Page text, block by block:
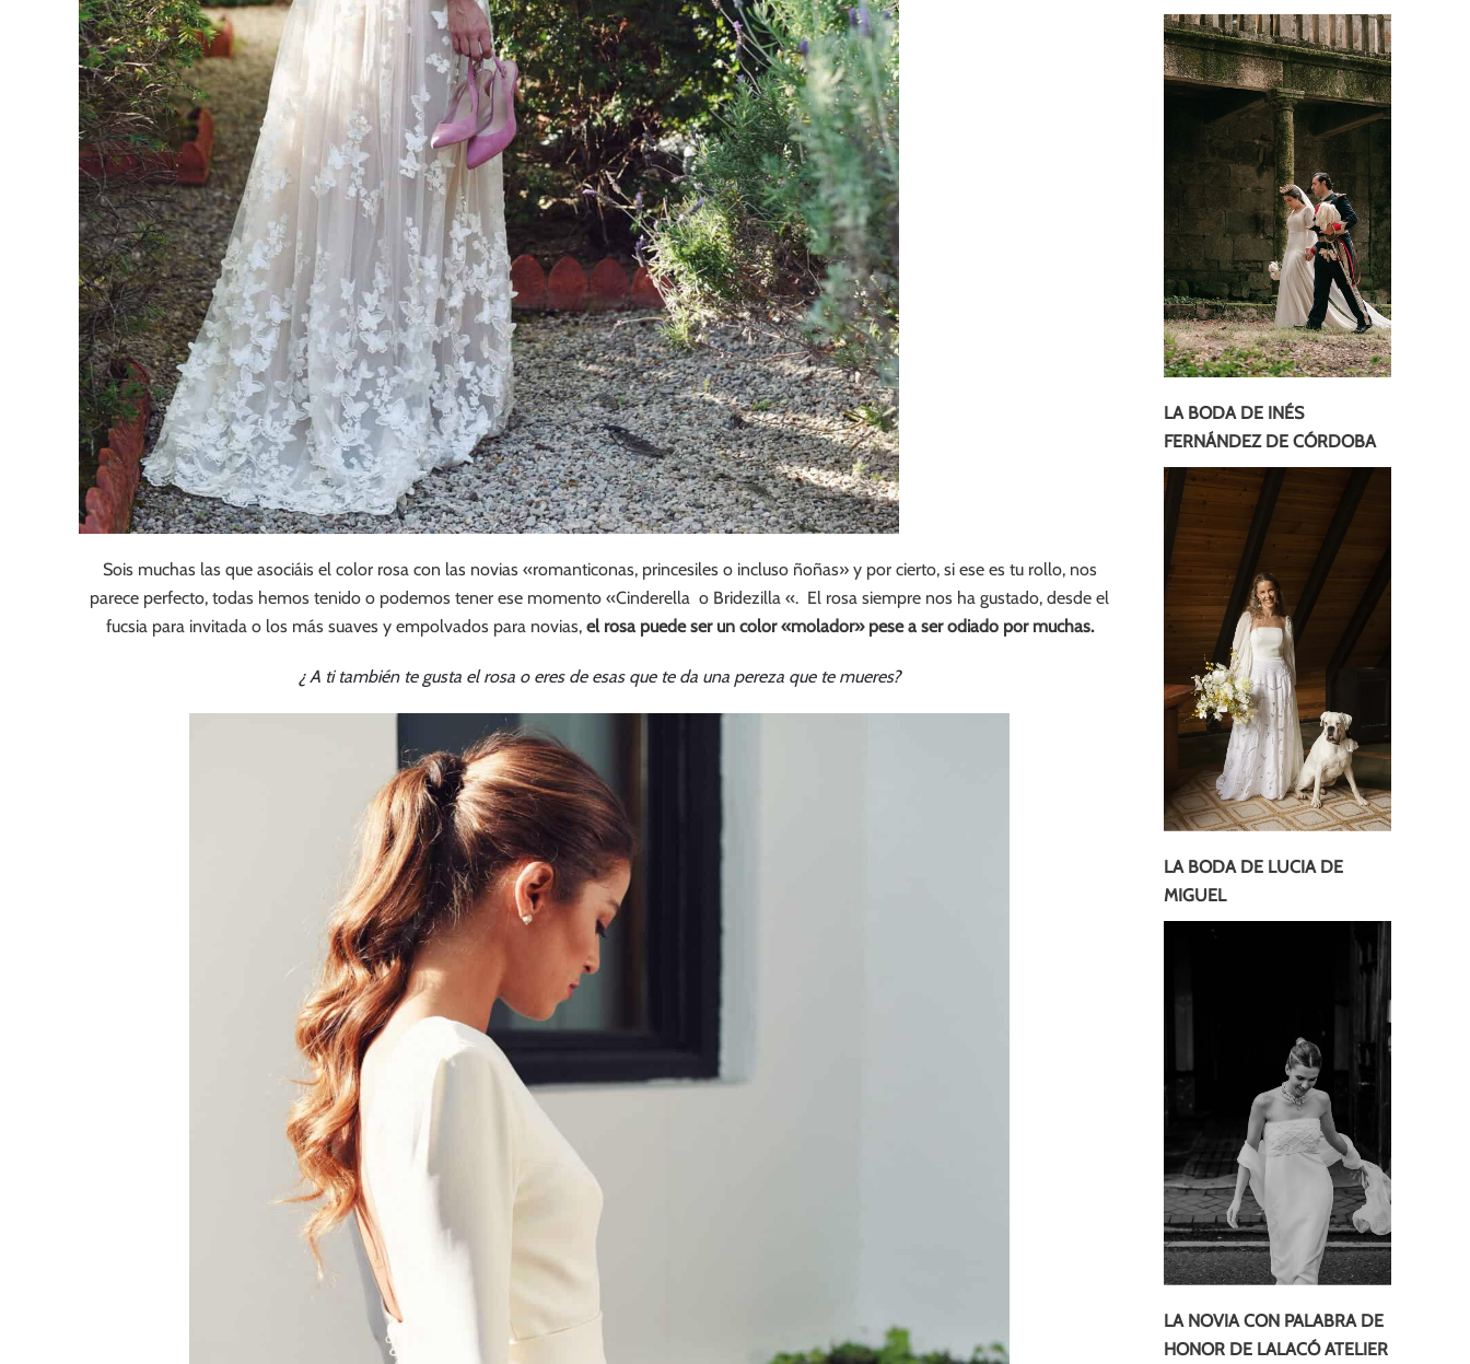
Sois muchas las que asociáis el color rosa con las novias «romanticonas, princesiles o incluso ñoñas» y por cierto, si ese es tu rollo, nos
parece perfecto, todas hemos tenido o podemos tener ese momento «Cinderella o Bridezilla «. El rosa siempre nos ha gustado, desde el
fucsia para invitada o los más suaves y empolvados para novias, el rosa puede ser un color «molador» pese a ser odiado por muchas.
¿ A ti también te gusta el rosa o eres de esas que te da una pereza que te mueres?
LA BODA DE INÉS
FERNÁNDEZ DE CÓRDOBA
LA BODA DE LUCIA DE
MIGUEL
LA NOVIA CON PALABRA DE
HONOR DE LALACÓ ATELIER